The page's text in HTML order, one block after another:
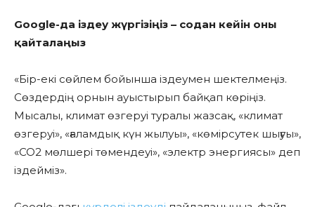
Google-да іздеу жүргізіңіз – содан кейін оны
қайталаңыз
«Бір-екі сөйлем бойынша іздеумен шектелмеңіз.
Сөздердің орнын ауыстырып байқап көріңіз.
Мысалы, климат өзгеруі туралы жазсақ, «климат
өзгеруі», «ғаламдық күн жылуы», «көмірсутек шығуы»,
«СО2 мөлшері төмендеуі», «электр энергиясы» деп
іздейміз».